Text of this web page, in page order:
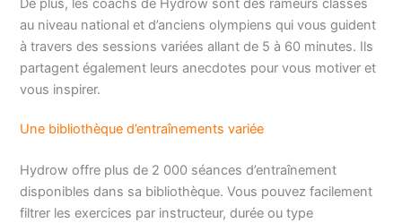
De plus, les coachs de Hydrow sont des rameurs classés
au niveau national et d’anciens olympiens qui vous guident
à travers des sessions variées allant de 5 à 60 minutes. Ils
partagent également leurs anecdotes pour vous motiver et
vous inspirer.
Une bibliothèque d’entraînements variée
Hydrow offre plus de 2 000 séances d’entraînement
disponibles dans sa bibliothèque. Vous pouvez facilement
filtrer les exercices par instructeur, durée ou type